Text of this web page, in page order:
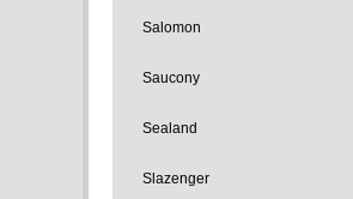
Salomon
Saucony
Sealand
Slazenger